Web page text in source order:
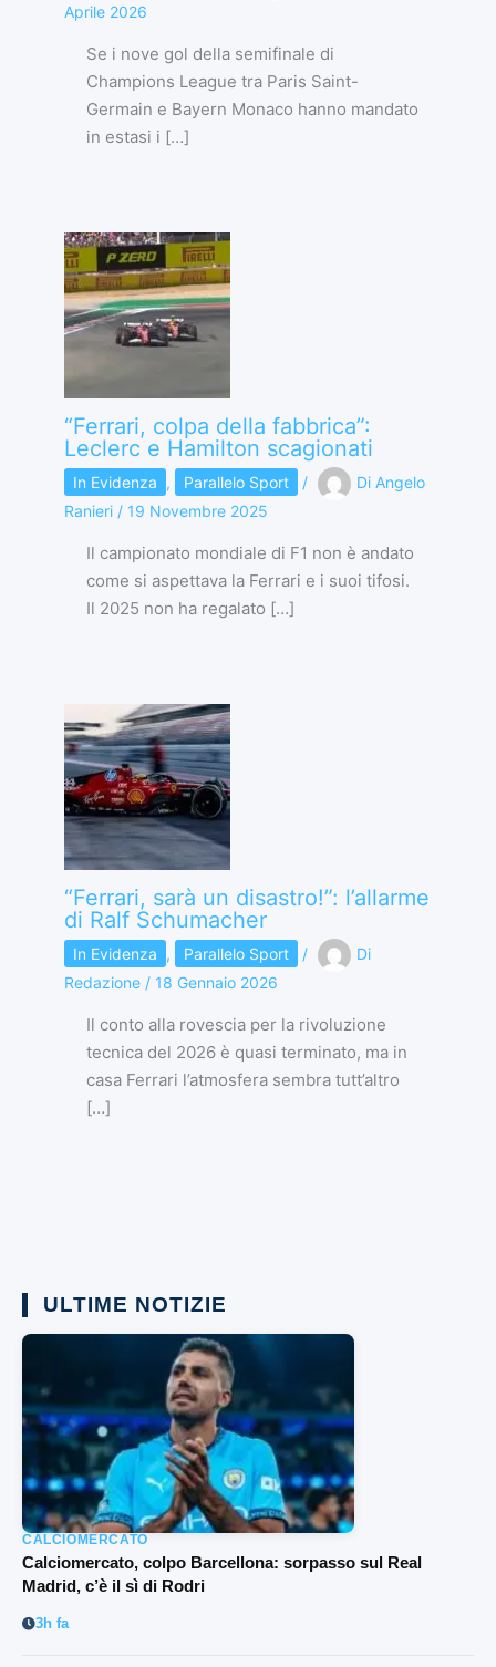
Aprile 2026
Se i nove gol della semifinale di
Champions League tra Paris Saint-
Germain e Bayern Monaco hanno mandato
in estasi i […]
“Ferrari, colpa della fabbrica”:
Leclerc e Hamilton scagionati
In Evidenza , Parallelo Sport / Di Angelo
Ranieri / 19 Novembre 2025
Il campionato mondiale di F1 non è andato
come si aspettava la Ferrari e i suoi tifosi.
Il 2025 non ha regalato […]
“Ferrari, sarà un disastro!”: l’allarme
di Ralf Schumacher
In Evidenza , Parallelo Sport /
Di
Redazione / 18 Gennaio 2026
Il conto alla rovescia per la rivoluzione
tecnica del 2026 è quasi terminato, ma in
casa Ferrari l’atmosfera sembra tutt’altro
[…]
ULTIME NOTIZIE
CALCIOMERCATO
Calciomercato, colpo Barcellona: sorpasso sul Real
Madrid, c’è il sì di Rodri
3h fa